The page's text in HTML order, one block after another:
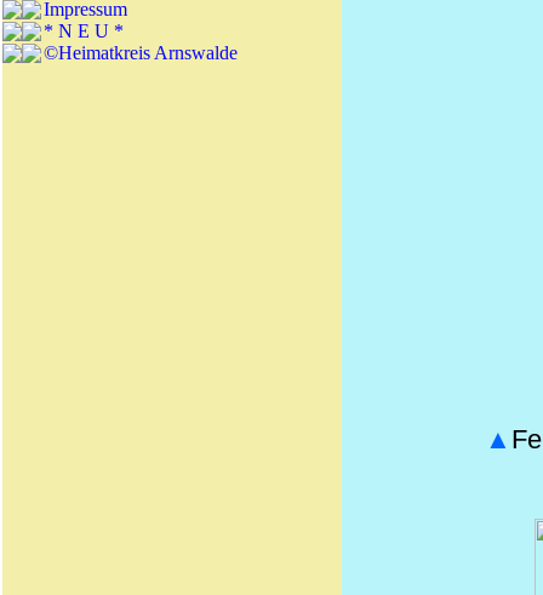
Impressum
* N E U *
©Heimatkreis Arnswalde
▲